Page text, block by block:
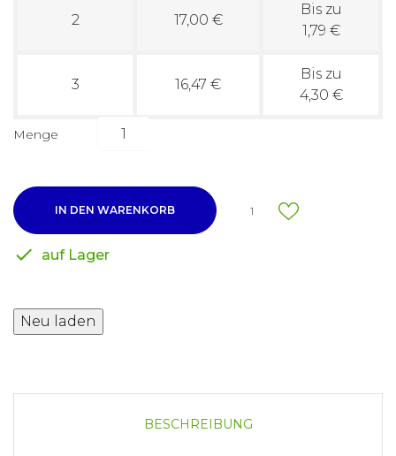
2 17,00 €
Bis zu
1,79 €
3 16,47 €
Bis zu
4,30 €
Menge
IN DEN WARENKORB 1
 auf Lager
BESCHREIBUNG